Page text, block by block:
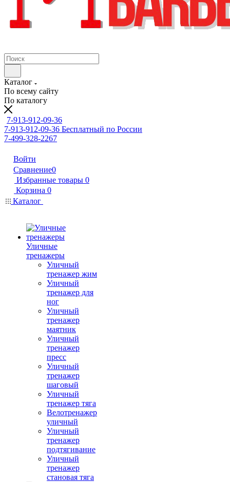
Каталог
По всему сайту
По каталогу
7-913-912-09-36
7-913-912-09-36 Бесплатный по России
7-499-328-2267
Войти
Сравнение0
Избранные товары 0
Корзина 0
Каталог
Уличные
тренажеры
Уличный
тренажер жим
Уличный
тренажер для
ног
Уличный
тренажер
маятник
Уличный
тренажер
пресс
Уличный
тренажер
шаговый
Уличный
тренажер тяга
Велотренажер
уличный
Уличный
тренажер
подтягивание
Уличный
тренажер
становая тяга